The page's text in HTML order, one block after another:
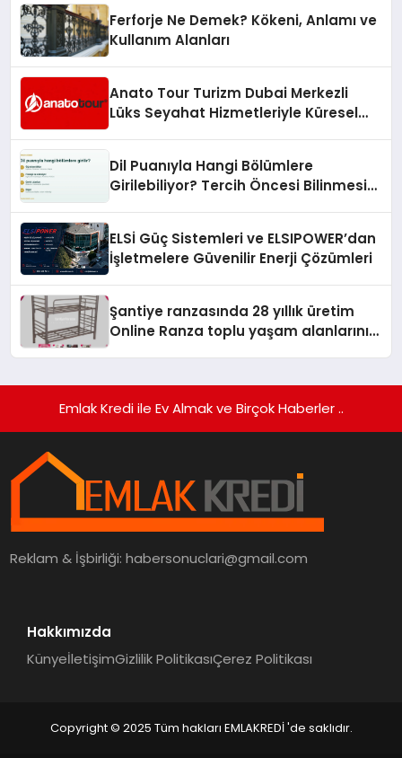
Ferforje Ne Demek? Kökeni, Anlamı ve
Kullanım Alanları
Anato Tour Turizm Dubai Merkezli
Lüks Seyahat Hizmetleriyle Küresel
Dil Puanıyla Hangi Bölümlere
Girilebiliyor? Tercih Öncesi Bilinmesi
ELSİ Güç Sistemleri ve ELSIPOWER’dan
İşletmelere Güvenilir Enerji Çözümleri
Şantiye ranzasında 28 yıllık üretim
Online Ranza toplu yaşam alanlarını
Emlak Kredi ile Ev Almak ve Birçok Haberler ..
Reklam & İşbirliği:habersonuclari@gmail.com
Hakkımızda
KünyeİletişimGizlilik PolitikasıÇerez Politikası
Copyright © 2025 Tüm hakları EMLAKREDİ 'de saklıdır.